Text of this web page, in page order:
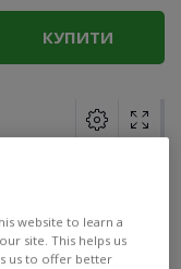
КУПИТИ
website to learn a
site. This helps us
us to offer better